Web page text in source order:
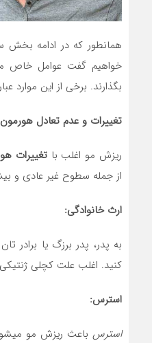
همانطور که در ادامه
خواهیم گفت عوامل خاص
بگذارند. برخی از این موارد
تغییرات و عدم تعادل
ریزش مو اغلب باتغییرات
از جمله سطوح غیر عادی و
ارث خانوادگی:
به پدر، پدر برزگ یا برادر
کنید. اغلب علت کچلی
استرس:
استرس باعث ریزش مو